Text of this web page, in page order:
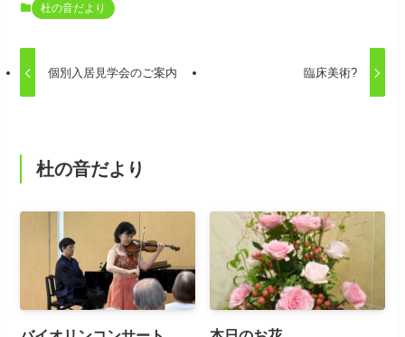
杜の音だより
個別入居見学会のご案内 臨床美術?
杜の音だより